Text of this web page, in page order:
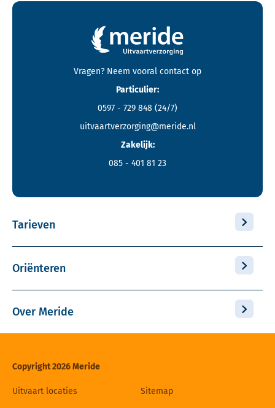
Contactgegevens en footer menu van Meride
Vragen? Neem vooral contact op
Particulier:
0597 - 729 848 (24/7)
uitvaartverzorging@meride.nl
Zakelijk:
085 - 401 81 23
Tarieven
Oriënteren
Over Meride
Copyright 2026 Meride
Uitvaart locaties Sitemap